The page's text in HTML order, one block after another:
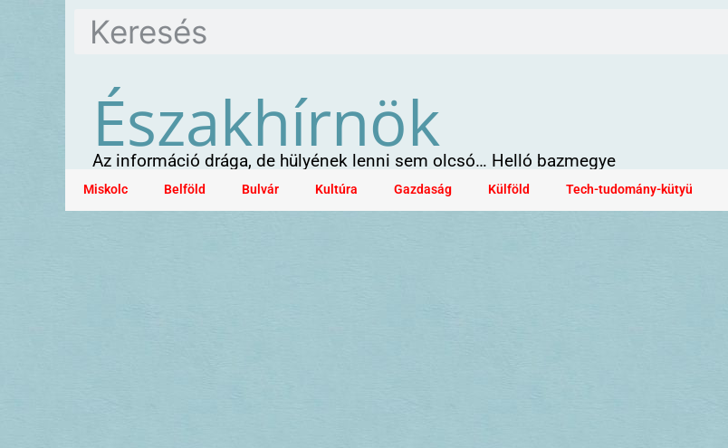
Északhírnök
Az információ drága, de hülyének lenni sem olcsó… Helló bazmegye
Miskolc Belföld Bulvár Kultúra Gazdaság Külföld Tech-tudomány-kütyü